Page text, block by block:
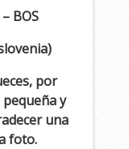
BOS
por
y
una
foto.